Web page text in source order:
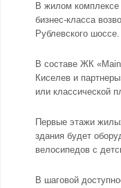
В жилом комплексе
бизнес-класса
Рублевского шоссе.
В составе ЖК
Киселев и
или классической
Первые этажи
здания будет
велосипедов с
В шаговой